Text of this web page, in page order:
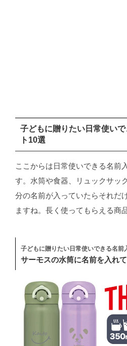
子どもに贈りたい日常使い
ト10選
ここからは日常使いできる名前
す。水筒や食器、リュックサッ
分の名前が入っていたらそれだ
ますね。長く使ってもらえる商
子どもに贈りたい日常使いできる名
サーモスの水筒に名前を入れ